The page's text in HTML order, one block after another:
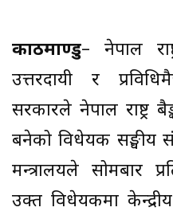
काठमाण्डु– नेपाल
उत्तरदायी र
सरकारले नेपाल राष्ट्र
बनेको विधेयक सङ्घीय
मन्त्रालयले सोमबार
उक्त विधेयकमा